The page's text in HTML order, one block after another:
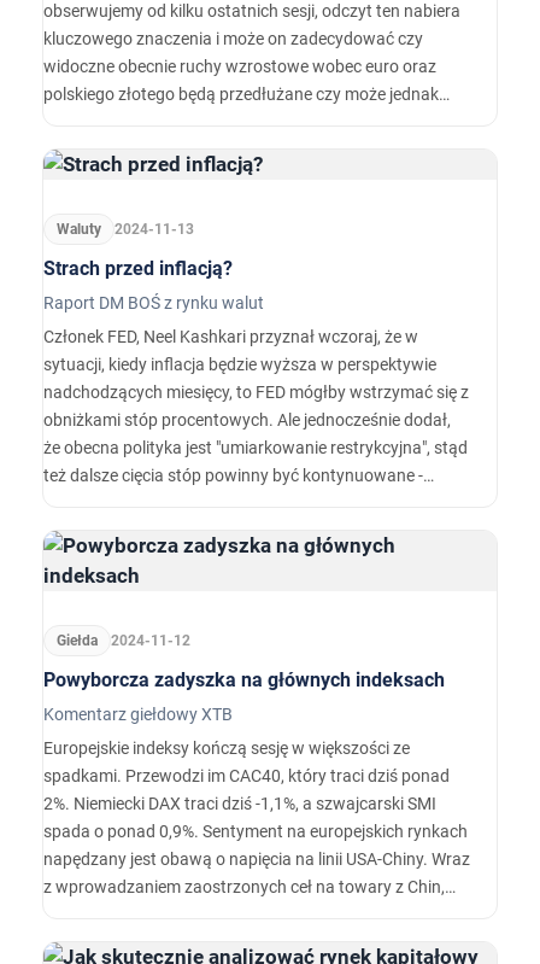
obserwujemy od kilku ostatnich sesji, odczyt ten nabiera
kluczowego znaczenia i może on zadecydować czy
widoczne obecnie ruchy wzrostowe wobec euro oraz
polskiego złotego będą przedłużane czy może jednak
danych cząstkowych przewidujemy, że nowy odczyt
(publikacja o 14:30) wskaże wyższą presję cenową w
Waluty 2024-11-13
Strach przed inflacją?
Raport DM BOŚ z rynku walut
Członek FED, Neel Kashkari przyznał wczoraj, że w
sytuacji, kiedy inflacja będzie wyższa w perspektywie
nadchodzących miesięcy, to FED mógłby wstrzymać się z
obniżkami stóp procentowych. Ale jednocześnie dodał,
że obecna polityka jest "umiarkowanie restrykcyjna", stąd
też dalsze cięcia stóp powinny być kontynuowane -
tych słowach szanse na cięcie stóp na posiedzeniu
planowanym na 18 grudnia spadły do 63 proc.…
Giełda 2024-11-12
Powyborcza zadyszka na głównych indeksach
Komentarz giełdowy XTB
Europejskie indeksy kończą sesję w większości ze
spadkami. Przewodzi im CAC40, który traci dziś ponad
2%. Niemiecki DAX traci dziś -1,1%, a szwajcarski SMI
spada o ponad 0,9%. Sentyment na europejskich rynkach
napędzany jest obawą o napięcia na linii USA-Chiny. Wraz
z wprowadzaniem zaostrzonych ceł na towary z Chin,
pogorszyć, ściągając tym samym w dół spółki europejskie